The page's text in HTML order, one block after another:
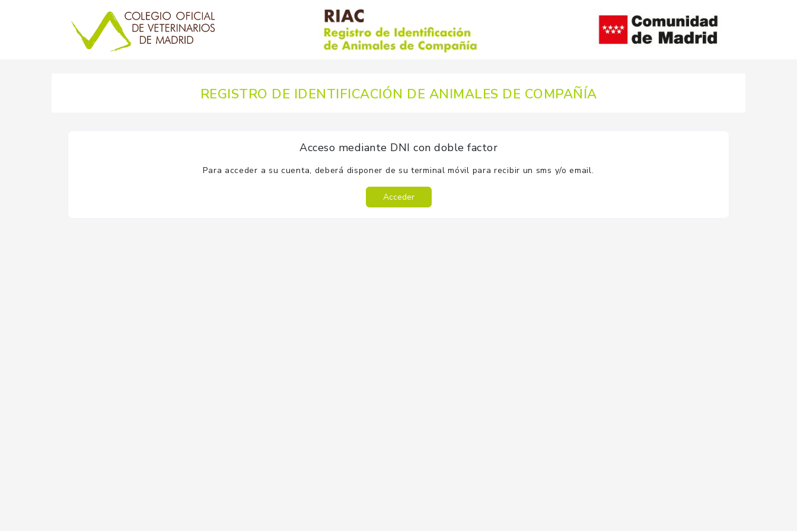
REGISTRO DE IDENTIFICACIÓN DE ANIMALES DE COMPAÑÍA
Acceso mediante DNI con doble factor
Para acceder a su cuenta, deberá disponer de su terminal móvil para recibir un sms y/o email.
Acceder